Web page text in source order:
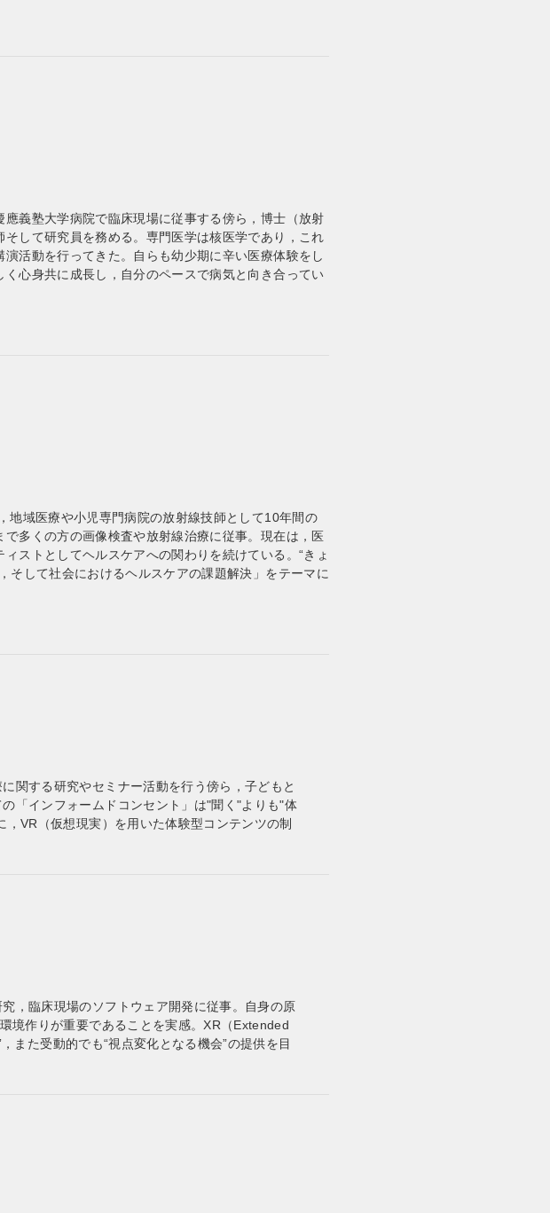
義塾大学病院で臨床現場に従事する傍ら，博士（放射
して研究員を務める。専門医学は核医学であり，これ
活動を行ってきた。自らも幼少期に辛い医療体験をし
心身共に成長し，自分のペースで病気と向き合ってい
地域医療や小児専門病院の放射線技師として10年間の
多くの方の画像検査や放射線治療に従事。現在は，医
ストとしてヘルスケアへの関わりを続けている。“きょ
そして社会におけるヘルスケアの課題解決」をテーマに
関する研究やセミナー活動を行う傍ら，子どもと
「インフォームドコンセント」は"聞く"よりも"体
VR（仮想現実）を用いた体験型コンテンツの制
，臨床現場のソフトウェア開発に従事。自身の原
境作りが重要であることを実感。XR（Extended
また受動的でも“視点変化となる機会”の提供を目